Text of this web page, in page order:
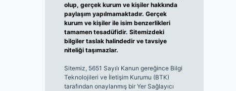
olup, gerçek kurum ve kişiler hakkında
paylaşım yapılmamaktadır. Gerçek
kurum ve kişiler ile isim benzerlikleri
tamamen tesadüfidir. Sitemizdeki
bilgiler taslak halindedir ve tavsiye
niteliği taşımazlar.
Sitemiz, 5651 Sayılı Kanun gereğince Bilgi
Teknolojileri ve İletişim Kurumu (BTK)
tarafından onaylanmış bir Yer Sağlayıcı